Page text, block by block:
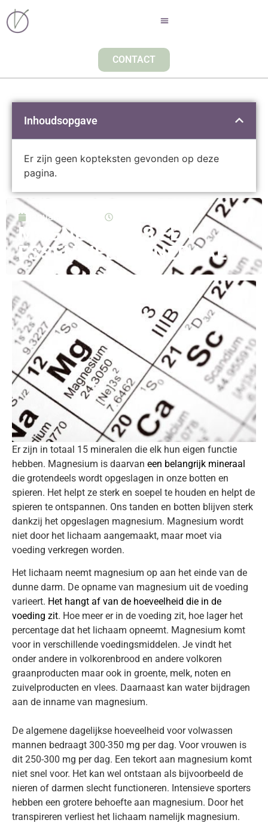
CONTACT
januari 22, 2020
MAGNESIUM IS EEN
ESSENTIEEL MINERAAL
Er zijn in totaal 15 mineralen die elk hun eigen functie
hebben. Magnesium is daarvan een belangrijk mineraal
die grotendeels wordt opgeslagen in onze botten en
spieren. Het helpt ze sterk en soepel te houden en helpt de
spieren te ontspannen. Ons tanden en botten blijven sterk
dankzij het opgeslagen magnesium. Magnesium wordt
niet door het lichaam aangemaakt, maar moet via
voeding verkregen worden.
Het lichaam neemt magnesium op aan het einde van de
dunne darm. De opname van magnesium uit de voeding
varieert. Het hangt af van de hoeveelheid die in de
voeding zit. Hoe meer er in de voeding zit, hoe lager het
percentage dat het lichaam opneemt. Magnesium komt
voor in verschillende voedingsmiddelen. Je vindt het
onder andere in volkorenbrood en andere volkoren
graanproducten maar ook in groente, melk, noten en
zuivelproducten en vlees. Daarnaast kan water bijdragen
aan de inname van magnesium.
De algemene dagelijkse hoeveelheid voor volwassen
mannen bedraagt 300-350 mg per dag. Voor vrouwen is
dit 250-300 mg per dag. Een tekort aan magnesium komt
niet snel voor. Het kan wel ontstaan als bijvoorbeeld de
nieren of darmen slecht functioneren. Intensieve sporters
hebben een grotere behoefte aan magnesium. Door het
transpireren verliest het lichaam namelijk magnesium.
Inhoudsopgave
Er zijn geen kopteksten gevonden op deze
pagina.